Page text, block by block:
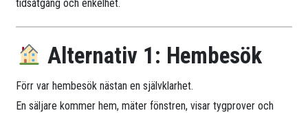
tidsåtgång och enkelhet.
Alternativ 1: Hembesök
Förr var hembesök nästan en självklarhet.
En säljare kommer hem, mäter fönstren, visar tygprover och